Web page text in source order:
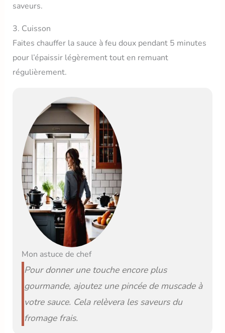
saveurs.
3. Cuisson
Faites chauffer la sauce à feu doux pendant 5 minutes
pour l’épaissir légèrement tout en remuant
régulièrement.
Mon astuce de chef
Pour donner une touche encore plus
gourmande, ajoutez une pincée de muscade à
votre sauce. Cela relèvera les saveurs du
fromage frais.